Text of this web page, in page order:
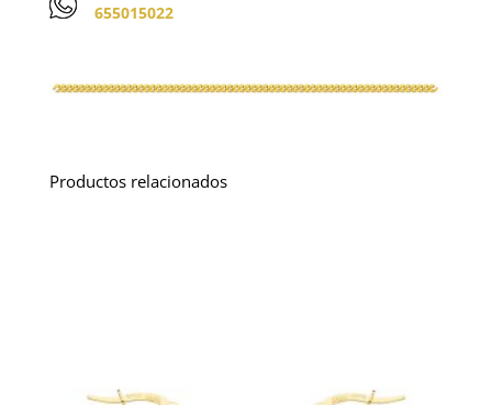
655015022
Productos relacionados